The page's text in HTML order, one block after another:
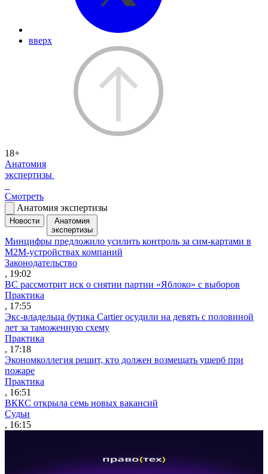
вверх
18+
Анатомия
экспертизы
Смотреть
Анатомия экспертизы
Новости
Анатомия
экспертизы
Минцифры предложило усилить контроль за сим-картами в
M2M-устройствах компаний
Законодательство
, 19:02
ВС рассмотрит иск о снятии партии «Яблоко» с выборов
Практика
, 17:55
Экс-владельца бутика Cartier осудили на девять с половиной
лет за таможенную схему
Практика
, 17:18
Экономколлегия решит, кто должен возмещать ущерб при
пожаре
Практика
, 16:51
ВККС открыла семь новых вакансий
Судьи
, 16:15